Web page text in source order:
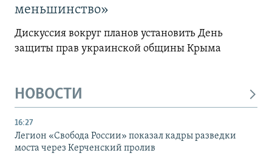
меньшинство»
Дискуссия вокруг планов установить День
защиты прав украинской общины Крыма
НОВОСТИ
16:27
Легион «Свобода России» показал кадры разведки
моста через Керченский пролив